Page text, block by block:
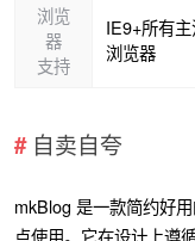
浏览
器
支持
IE9+所有
浏览器
自卖自夸
mkBlog 是一款简约好
点使用。它在设计上遵